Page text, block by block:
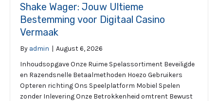
Shake Wager: Jouw Ultieme
Bestemming voor Digitaal Casino
Vermaak
By admin | August 6, 2026
Inhoudsopgave Onze Ruime Spelassortiment Beveiligde
en Razendsnelle Betaalmethoden Hoezo Gebruikers
Opteren richting Ons Speelplatform Mobiel Spelen
zonder Inlevering Onze Betrokkenheid omtrent Bewust